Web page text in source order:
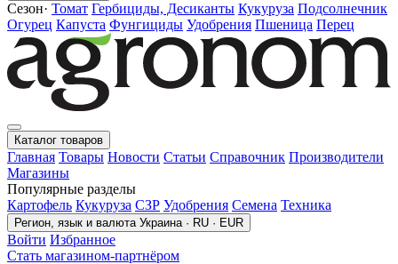
Сезон· Томат Гербициды, Десиканты Кукуруза Подсолнечник
Огурец Капуста Фунгициды Удобрения Пшеница Перец
Каталог товаров
Главная Товары Новости Статьи Справочник Производители
Магазины
Популярные разделы
Картофель Кукуруза СЗР Удобрения Семена Техника
Регион, язык и валюта Украина · RU · EUR
Войти Избранное
Стать магазином-партнёром